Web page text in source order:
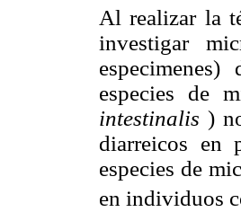
Al realizar la
investigar
especies de
intestinalis )
diarreicos en
especies de
en individuos